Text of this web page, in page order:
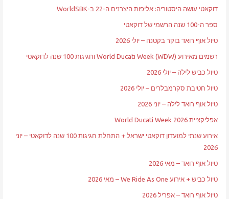
דוקאטי עושה היסטוריה: אליפות היצרנים ה-22 ב-WorldSBK
ספר ה-100 שנה הרשמי של דוקאטי
טיול אוף רואד בוקר בקטנה – יולי 2026
רשמים מאירוע World Ducati Week (WDW) וחגיגות 100 שנה לדוקאטי
טיול כביש לילה – יולי 2026
טיול חטיבת סקרמבלרים – יולי 2026
טיול אוף רואד לילה – יוני 2026
אפליקציית World Ducati Week 2026
אירוע שנתי למועדון דוקאטי ישראל + התחלת חגיגות 100 שנה לדוקאטי – יוני
2026
טיול אוף רואד – מאי 2026
טיול כביש + אירוע We Ride As One – מאי 2026
טיול אוף רואד – אפריל 2026